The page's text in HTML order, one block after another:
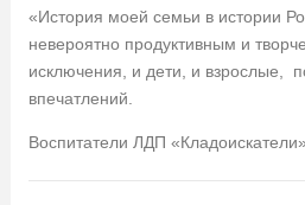
«История моей семьи в истории
невероятно продуктивным и
исключения, и дети, и взрослые,
впечатлений.
Воспитатели ЛДП «Кладоискатели»